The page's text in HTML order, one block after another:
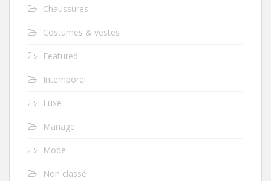
Chaussures
Costumes & vestes
Featured
Intemporel
Luxe
Mariage
Mode
Non classé